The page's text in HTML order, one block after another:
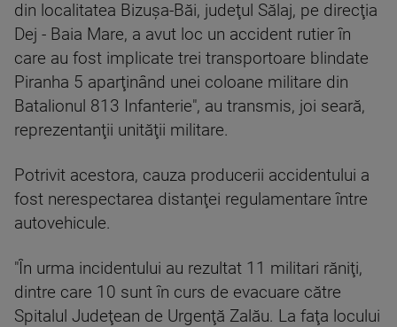
din localitatea Bizuşa-Băi, judeţul Sălaj, pe direcţia
Dej - Baia Mare, a avut loc un accident rutier în
care au fost implicate trei transportoare blindate
Piranha 5 aparţinând unei coloane militare din
Batalionul 813 Infanterie", au transmis, joi seară,
reprezentanţii unităţii militare.
Potrivit acestora, cauza producerii accidentului a
fost nerespectarea distanţei regulamentare între
autovehicule.
"În urma incidentului au rezultat 11 militari răniţi,
dintre care 10 sunt în curs de evacuare către
Spitalul Judeţean de Urgenţă Zalău. La faţa locului